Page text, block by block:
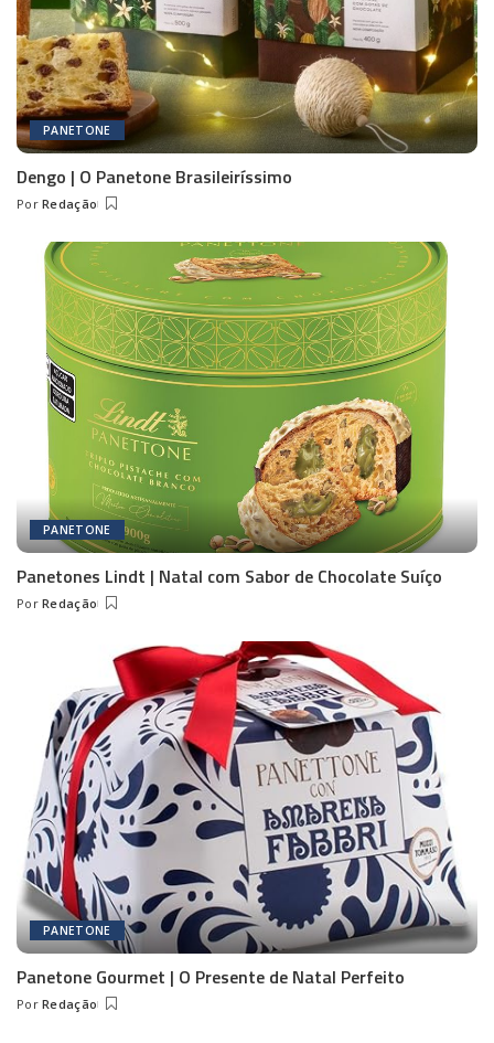
PANETONE
Dengo | O Panetone Brasileiríssimo
Posted
Por Redação
PANETONE
Panetones Lindt | Natal com Sabor de Chocolate Suíço
Posted
Por Redação
PANETONE
Panetone Gourmet | O Presente de Natal Perfeito
Posted
Por Redação